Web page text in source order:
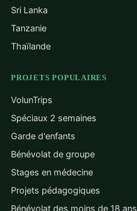
Sri Lanka
Tanzanie
Thaïlande
PROJETS POPULAIRES
VolunTrips
Spéciaux 2 semaines
Garde d'enfants
Bénévolat de groupe
Stages en médecine
Projets pédagogiques
Bénévolat des moins de 18 ans